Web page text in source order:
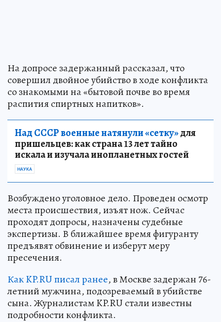
На допросе задержанный рассказал, что
совершил двойное убийство в ходе конфликта
со знакомыми на «бытовой почве во время
распития спиртных напитков».
Над СССР военные натянули «сетку»для
пришельцев: как страна 13 лет тайно
искала и изучала инопланетных гостей
НАУКА
Возбуждено уголовное дело. Проведен осмотр
места происшествия, изъят нож. Сейчас
проходят допросы, назначены судебные
экспертизы. В ближайшее время фигуранту
предъявят обвинение и изберут меру
пресечения.
Как KP.RU писал ранее, в Москве задержан 76-
летний мужчина, подозреваемый в убийстве
сына. Журналистам KP.RU стали известны
подробности конфликта.